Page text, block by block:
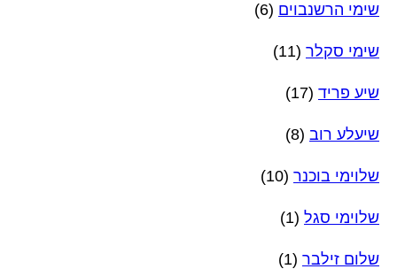
שימי הרשנבוים (6)
שימי סקלר (11)
שיע פריד (17)
שיעלע רוב (8)
שלוימי בוכנר (10)
שלוימי סגל (1)
שלום זילבר (1)